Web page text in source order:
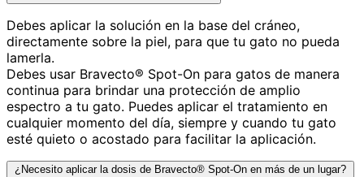
Debes aplicar la solución en la base del cráneo,
directamente sobre la piel, para que tu gato no pueda
lamerla.
Debes usar Bravecto® Spot-On para gatos de manera
continua para brindar una protección de amplio
espectro a tu gato. Puedes aplicar el tratamiento en
cualquier momento del día, siempre y cuando tu gato
esté quieto o acostado para facilitar la aplicación.
¿Necesito aplicar la dosis de Bravecto® Spot-On en más de un lugar?